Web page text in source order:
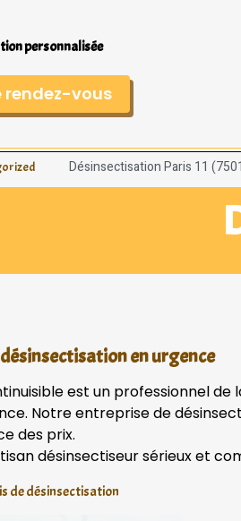
personnalisée
rendez-vous
Désinsectisation Paris 11
en urgence
est un professionnel de
Notre entreprise de
des prix.
désinsectiseur sérieux et
de désinsectisation